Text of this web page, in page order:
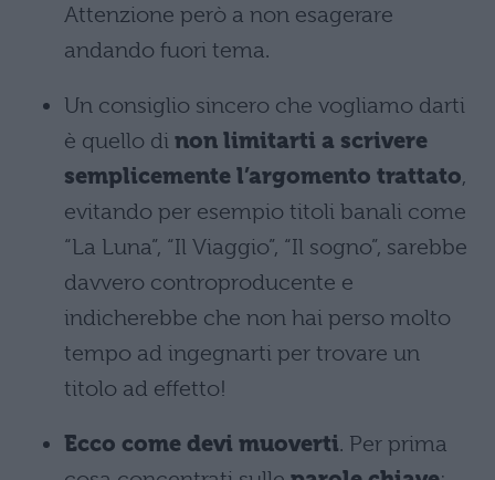
Attenzione però a non esagerare
andando fuori tema.
Un consiglio sincero che vogliamo darti
è quello di non limitarti a scrivere
semplicemente l’argomento trattato,
evitando per esempio titoli banali come
“La Luna”, “Il Viaggio”, “Il sogno”, sarebbe
davvero controproducente e
indicherebbe che non hai perso molto
tempo ad ingegnarti per trovare un
titolo ad effetto!
Ecco come devi muoverti. Per prima